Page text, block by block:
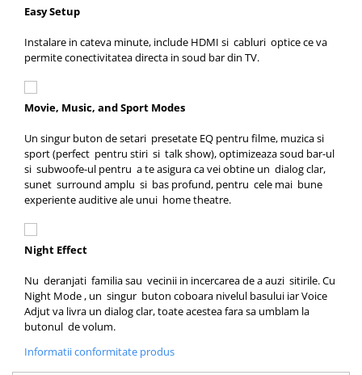
Easy Setup
Instalare in cateva minute, include HDMI si cabluri optice ce va
permite conectivitatea directa in soud bar din TV.
Movie, Music, and Sport Modes
Un singur buton de setari presetate EQ pentru filme, muzica si
sport (perfect pentru stiri si talk show), optimizeaza soud bar-ul
si subwoofe-ul pentru a te asigura ca vei obtine un dialog clar,
sunet surround amplu si bas profund, pentru cele mai bune
experiente auditive ale unui home theatre.
Night Effect
Nu deranjati familia sau vecinii in incercarea de a auzi sitirile. Cu
Night Mode , un singur buton coboara nivelul basului iar Voice
Adjut va livra un dialog clar, toate acestea fara sa umblam la
butonul de volum.
Informatii conformitate produs